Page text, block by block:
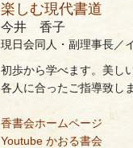
楽しむ現代書道
今井 香子
現日会同人・副理事長／
初歩から学べます。美し
各人に合ったご指導致し
香書会ホームページ
Youtube かおる書会